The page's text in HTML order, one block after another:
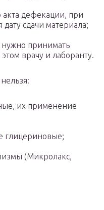
акта дефекации, при
сдачи материала;
нужно принимать
врачу и лаборанту.
их применение
глицериновые;
(Микролакс,